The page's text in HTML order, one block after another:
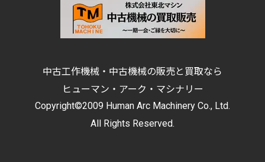
中古工作機械・中古機械の販売と買取なら
ヒューマン・アーク・マシナリー
Copyright©2009 Human Arc Machinery Co., Ltd.
All Rights Reserved.